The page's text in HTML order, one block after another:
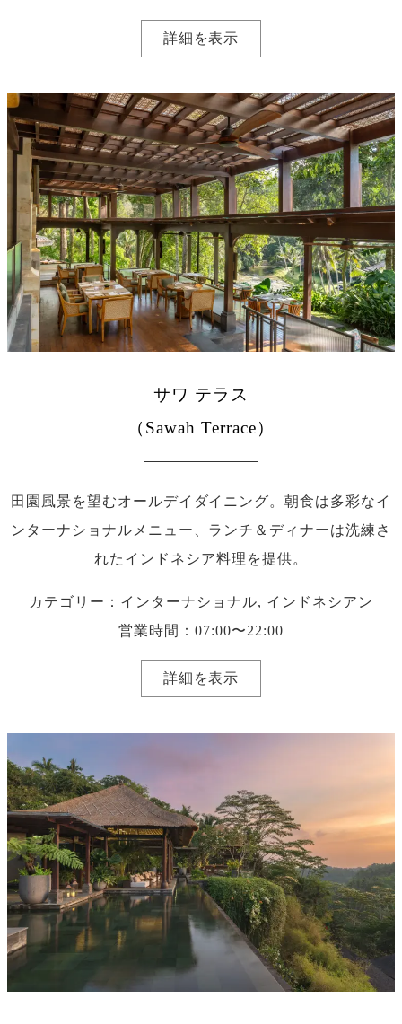
詳細を表示
サワ テラス
（Sawah Terrace）
田園風景を望むオールデイダイニング。朝食は多彩なイ
ンターナショナルメニュー、ランチ＆ディナーは洗練さ
れたインドネシア料理を提供。
カテゴリー：インターナショナル, インドネシアン
営業時間：07:00〜22:00
詳細を表示